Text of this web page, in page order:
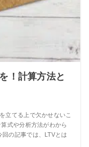
！計算方法と
立てる上で欠かせないこ
式や分析方法がわから
の記事では、LTVとは